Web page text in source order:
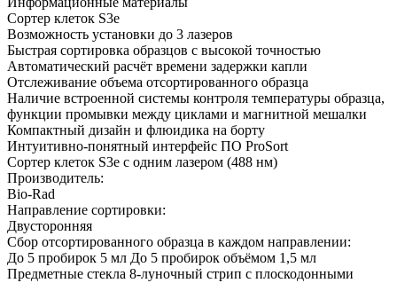
Cортер клеток S3e
Возможность установки до 3 лазеров
Быстрая сортировка образцов с высокой точностью
Автоматический расчёт времени задержки капли
Отслеживание объема отсортированного образца
Наличие встроенной системы контроля температуры образца,
функции промывки между циклами и магнитной мешалки
Компактный дизайн и флюидика на борту
Интуитивно-понятный интерфейс ПО ProSort
Сортер клеток S3e с одним лазером (488 нм)
Производитель:
Bio-Rad
Направление сортировки:
Двусторонняя
Сбор отсортированного образца в каждом направлении:
До 5 пробирок 5 мл До 5 пробирок объёмом 1,5 мл
Предметные стекла 8-луночный стрип с плоскодонными